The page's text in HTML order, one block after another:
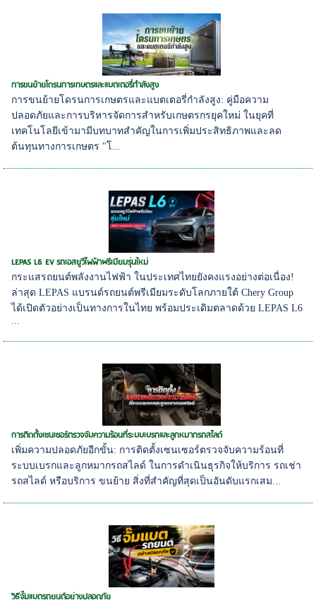
การขนย้ายโดรนการเกษตรและแบตเตอรี่กำลังสูง
การขนย้ายโดรนการเกษตรและแบตเตอรี่กำลังสูง: คู่มือความ
ปลอดภัยและการบริหารจัดการสำหรับเกษตรกรยุคใหม่ ในยุคที่
เทคโนโลยีเข้ามามีบทบาทสำคัญในการเพิ่มประสิทธิภาพและลด
ต้นทุนทางการเกษตร "โ...
LEPAS L6 EV รถเอสยูวีไฟฟ้าพรีเมียมรุ่นใหม่
กระแสรถยนต์พลังงานไฟฟ้า ในประเทศไทยยังคงแรงอย่างต่อเนื่อง!
ล่าสุด LEPAS แบรนด์รถยนต์พรีเมียมระดับโลกภายใต้ Chery Group
ได้เปิดตัวอย่างเป็นทางการในไทย พร้อมประเดิมตลาดด้วย LEPAS L6
การติดตั้งเซนเซอร์ตรวจจับความร้อนที่ระบบเบรกและลูกหมากรถสไลด์
เพิ่มความปลอดภัยอีกขั้น: การติดตั้งเซนเซอร์ตรวจจับความร้อนที่
ระบบเบรกและลูกหมากรถสไลด์ ในการดำเนินธุรกิจให้บริการ รถเช่า
รถสไลด์ หรือบริการ ขนย้าย สิ่งที่สำคัญที่สุดเป็นอันดับแรกเสม...
วิธีจั๊มแบตรถยนต์อย่างปลอดภัย